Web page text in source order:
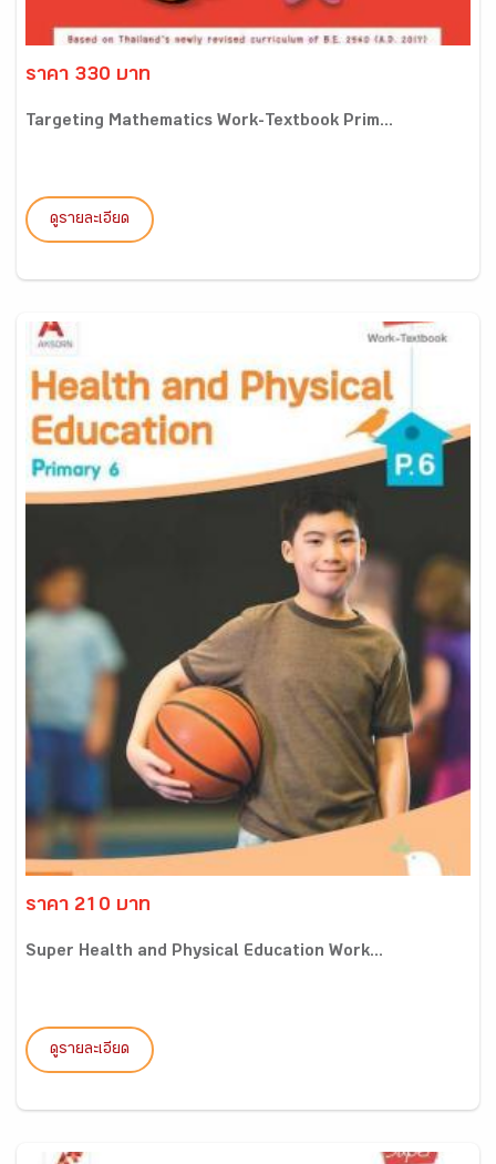
ราคา 330 บาท
Targeting Mathematics Work-Textbook Prim...
ดูรายละเอียด
ราคา 210 บาท
Super Health and Physical Education Work...
ดูรายละเอียด